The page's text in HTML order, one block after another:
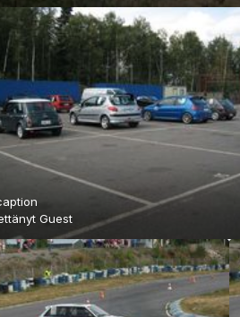
Guest